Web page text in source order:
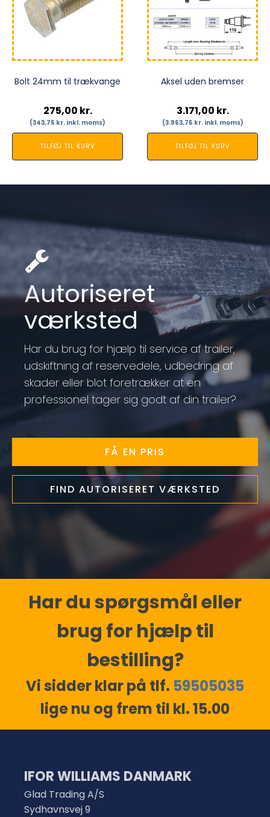
Bolt 24mm til trækvange
275,00 kr.
(343,75 kr. inkl. moms)
TILFØJ TIL KURV
Aksel uden bremser
3.171,00 kr.
(3.963,75 kr.inkl. moms)
TILFØJ TIL KURV
Autoriseret
værksted
Har du brug for hjælp til service af trailer,
udskiftning af reservedele, udbedring af
skader eller blot foretrækker at en
professionel tager sig godt af din trailer?
FÅ EN PRIS
FIND AUTORISERET VÆRKSTED
Har du spørgsmål eller
brug for hjælp til
bestilling?
Vi sidder klar på tlf. 59505035
lige nu og frem til kl. 15.00
IFOR WILLIAMS DANMARK
Glad Trading A/S
Sydhavnsvej 9